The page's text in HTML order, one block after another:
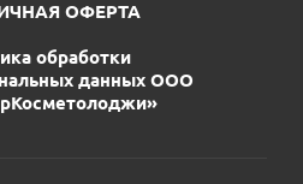
ОФЕРТА
обработки
данных ООО